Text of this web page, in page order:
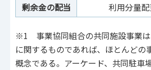
剰余金の配当 利用分量
※1 事業協同組合の共同施設事業
に関するものであれば、ほとんどの
概念である。アーケード、共同駐車